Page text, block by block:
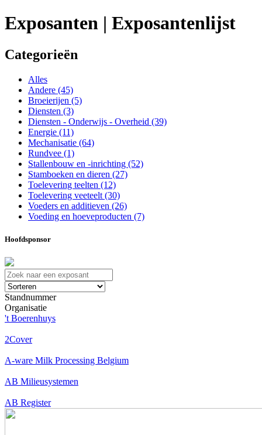
Exposanten | Exposantenlijst
Categorieën
Alles
Andere (45)
Broeierijen (5)
Diensten (3)
Diensten - Onderwijs - Overheid (39)
Energie (11)
Mechanisatie (64)
Rundvee (1)
Stallenbouw en -inrichting (52)
Stamboeken en dieren (27)
Toelevering teelten (12)
Toelevering veeteelt (30)
Voeders en additieven (26)
Voeding en hoeveproducten (7)
Hoofdsponsor
Standnummer
Organisatie
't Boerenhuys
2Cover
A-ware Milk Processing Belgium
AB Milieusystemen
AB Register